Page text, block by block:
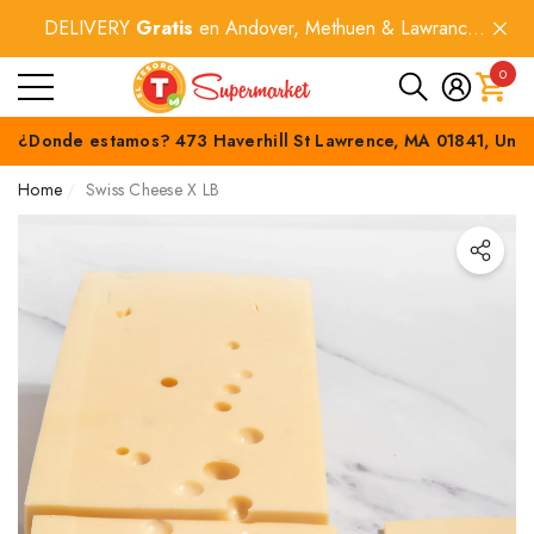
DELIVERY Gratis en Andover, Methuen & Lawrance
por compras$60+.
0
0
¿Donde estamos? 473 Haverhill St Lawrence, MA 01841,
Home Swiss Cheese X LB